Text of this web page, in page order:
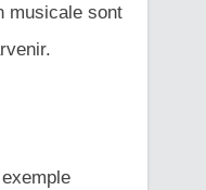
musicale sont